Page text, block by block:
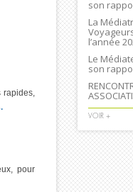
rapides,
pour
son
La
l’année
Le
son
VOIR +